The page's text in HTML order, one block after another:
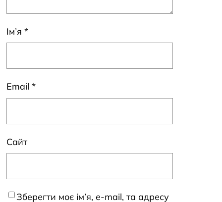
Ім’я *
Email *
Сайт
Зберегти моє ім’я, e-mail, та адресу